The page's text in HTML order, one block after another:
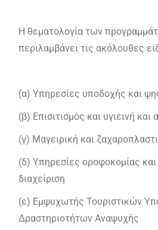
Η θεματολογία των
περιλαμβάνει τις ακόλουθες
(α) Υπηρεσίες υποδοχής και
(β) Επισιτισμός και υγιεινή
(γ) Μαγειρική και
(δ) Υπηρεσίες οροφοκομίας και
διαχείριση
(ε) Εμψυχωτής Τουριστικών
Δραστηριοτήτων Αναψυχής